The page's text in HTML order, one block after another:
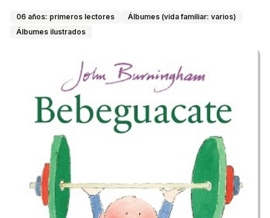
06 años: primeros lectores
Álbumes (vida familiar: varios)
Álbumes ilustrados